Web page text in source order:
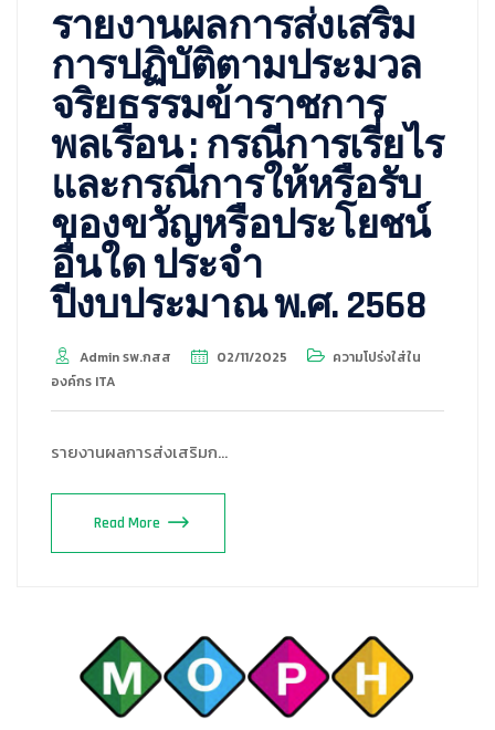
รายงานผลการส่งเสริม
การปฏิบัติตามประมวล
จริยธรรมข้าราชการ
พลเรือน : กรณีการเรี่ยไร
และกรณีการให้หรือรับ
ของขวัญหรือประโยชน์
อื่นใด ประจำ
ปีงบประมาณ พ.ศ. 2568
Admin รพ.กสส 02/11/2025
ความโปร่งใส่ใน
องค์กร ITA
รายงานผลการส่งเสริมก…
Read More